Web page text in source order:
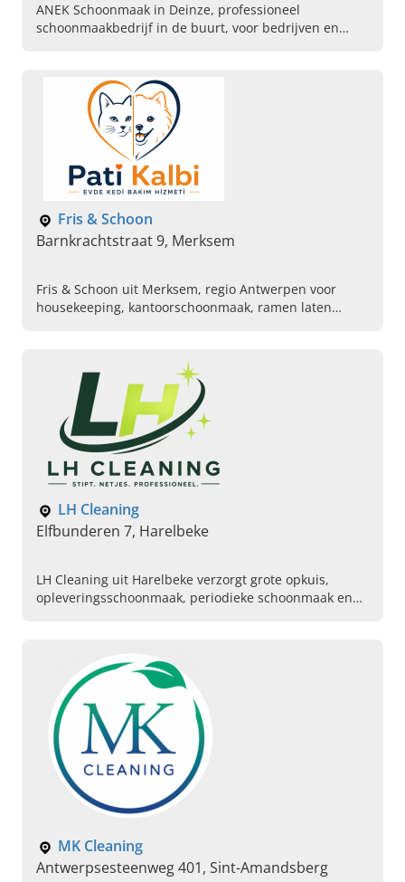
ANEK Schoonmaak in Deinze, professioneel
schoonmaakbedrijf in de buurt, voor bedrijven en
Fris & Schoon
Barnkrachtstraat 9, Merksem
Fris & Schoon uit Merksem, regio Antwerpen voor
housekeeping, kantoorschoonmaak, ramen laten
LH Cleaning
Elfbunderen 7, Harelbeke
LH Cleaning uit Harelbeke verzorgt grote opkuis,
opleveringsschoonmaak, periodieke schoonmaak en
MK Cleaning
Antwerpsesteenweg 401, Sint-Amandsberg